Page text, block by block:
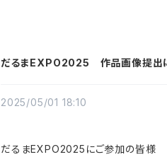
だるまEXPO2025 作品画像提出
2025/05/01 18:10
だるまEXPO2025にご参加の皆様